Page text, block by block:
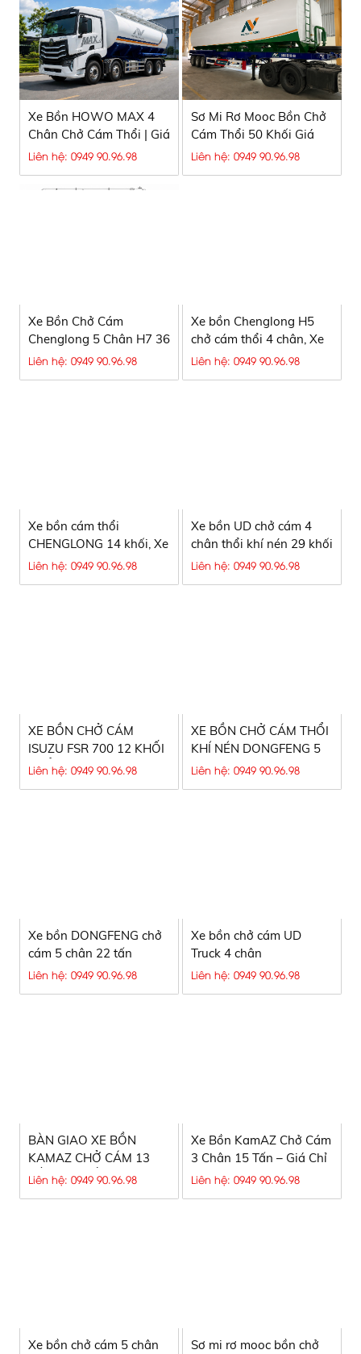
Xe Bồn HOWO MAX 4
Chân Chở Cám Thổi | Giá
Tốt 2026
Liên hệ: 0949 90.96.98
Sơ Mi Rơ Mooc Bồn Chở
Cám Thổi 50 Khối Giá
Tốt | Nguyên Vĩ Auto
Liên hệ: 0949 90.96.98
Xe Bồn Chở Cám
Chenglong 5 Chân H7 36
Khối – Vì Sao Các Nhà
Liên hệ: 0949 90.96.98
Xe bồn Chenglong H5
chở cám thổi 4 chân, Xe
bồn cám thổi 4 chân
Liên hệ: 0949 90.96.98
Xe bồn cám thổi
CHENGLONG 14 khối, Xe
bồn CHENGLONG chở
Liên hệ: 0949 90.96.98
Xe bồn UD chở cám 4
chân thổi khí nén 29 khối
Liên hệ: 0949 90.96.98
XE BỒN CHỞ CÁM
ISUZU FSR 700 12 KHỐI
THỔI KHÍ NÉN
Liên hệ: 0949 90.96.98
XE BỒN CHỞ CÁM THỔI
KHÍ NÉN DONGFENG 5
CHÂN 2026
Liên hệ: 0949 90.96.98
Xe bồn DONGFENG chở
cám 5 chân 22 tấn
Liên hệ: 0949 90.96.98
Xe bồn chở cám UD
Truck 4 chân
Liên hệ: 0949 90.96.98
BÀN GIAO XE BỒN
KAMAZ CHỞ CÁM 13
TẤN 23 KHỐI CHO CTY
Liên hệ: 0949 90.96.98
Xe Bồn KamAZ Chở Cám
3 Chân 15 Tấn – Giá Chỉ
1,1 Tỷ, Vượt Địa Hình
Liên hệ: 0949 90.96.98
Xe bồn chở cám 5 chân
Sơ mi rơ mooc bồn chở